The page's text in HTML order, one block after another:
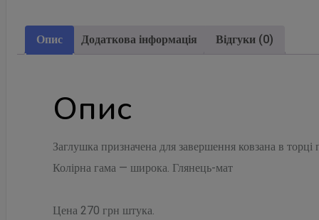
Опис Додаткова інформація Відгуки (0)
Опис
Заглушка призначена для завершення ковзана в торці
Колірна гама — широка. Глянець-мат
Цена 270 грн штука.